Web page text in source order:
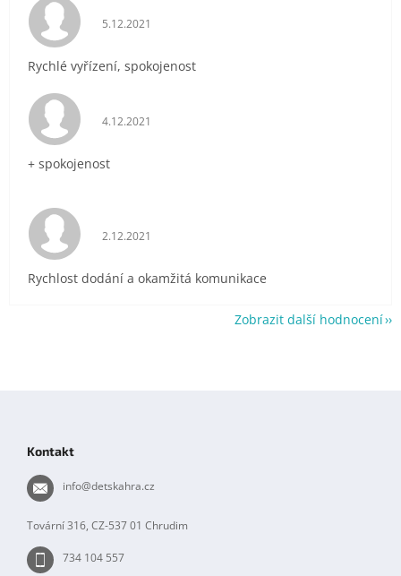
Hodnocení obchodu je 5 z 5 hvězdiček.
5.12.2021
Rychlé vyřízení, spokojenost
Hodnocení obchodu je 5 z 5 hvězdiček.
4.12.2021
+ spokojenost
Hodnocení obchodu je 5 z 5 hvězdiček.
2.12.2021
Rychlost dodání a okamžitá komunikace
Zobrazit další hodnocení
Kontakt
info@detskahra.cz
Tovární 316, CZ-537 01 Chrudim
734 104 557